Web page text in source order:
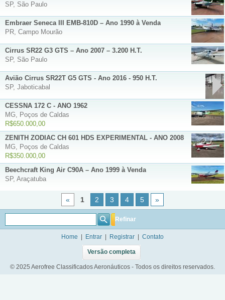
SP, São Paulo
Embraer Seneca III EMB-810D – Ano 1990 à Venda
PR, Campo Mourão
Cirrus SR22 G3 GTS – Ano 2007 – 3.200 H.T.
SP, São Paulo
Avião Cirrus SR22T G5 GTS - Ano 2016 - 950 H.T.
SP, Jaboticabal
CESSNA 172 C - ANO 1962
MG, Poços de Caldas
R$650.000,00
ZENITH ZODIAC CH 601 HDS EXPERIMENTAL - ANO 2008
MG, Poços de Caldas
R$350.000,00
Beechcraft King Air C90A – Ano 1999 à Venda
SP, Araçatuba
« 1 2 3 4 5 »
Refinar
Home Entrar Registrar Contato
Versão completa
© 2025 Aerofree Classificados Aeronáuticos - Todos os direitos reservados.